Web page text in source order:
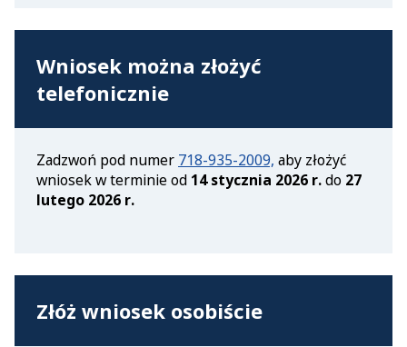
Wniosek można złożyć
telefonicznie
Zadzwoń pod numer 718-935-2009, aby złożyć
wniosek w terminie od 14 stycznia 2026 r.do 27
lutego 2026 r.‎
Złóż wniosek osobiście